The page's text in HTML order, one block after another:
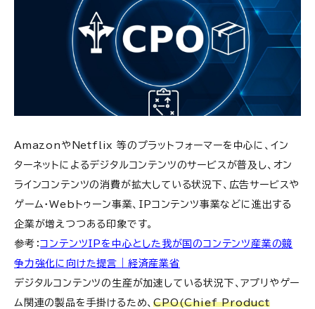
AmazonやNetflix 等のプラットフォーマーを中心に、イン
ターネットによるデジタルコンテンツのサービスが普及し、オン
ラインコンテンツの消費が拡大している状況下、広告サービスや
ゲーム・Webトゥーン事業、IPコンテンツ事業などに進出する
企業が増えつつある印象です。
参考：コンテンツIPを中心とした我が国のコンテンツ産業の競
争力強化に向けた提言｜経済産業省
デジタルコンテンツの生産が加速している状況下、アプリやゲー
ム関連の製品を手掛けるため、CPO(Chief Product